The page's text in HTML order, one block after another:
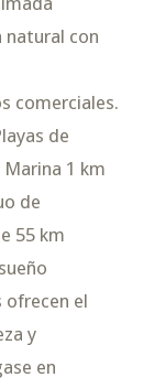
natural con
comerciales.
de
1 km
de
55 km
ofrecen el
y
en